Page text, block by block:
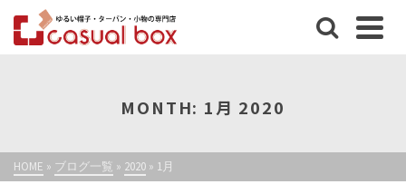
MONTH: 1月 2020
HOME » ブログ一覧 » 2020 » 1月